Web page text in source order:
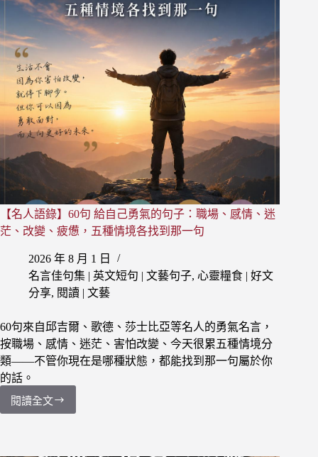
人
與
婚
姻：
女
人
一
輩
子
的
男
人，
念
的
男
人，
怨
是
男
人
【名人語錄】60句 給自己勇氣的句子：職場、感情、迷
茫、改變、疲憊，五種情境各找到那一句
2026 年 8 月 1 日
名言佳句集 | 英文短句 | 文藝句子, 心靈糧食 | 好文
分享, 閱讀 | 文藝
60句來自邱吉爾、歌德、莎士比亞等名人的勇氣名言，
按職場、感情、迷茫、害怕改變、今天很累五種情境分
類——不管你現在是哪種狀態，都能找到那一句屬於你
的話。
閱讀全文
【名